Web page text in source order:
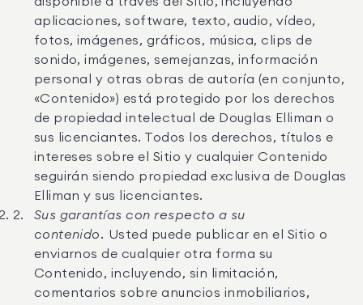
aplicaciones, software, texto, audio, vídeo,
fotos, imágenes, gráficos, música, clips de
sonido, imágenes, semejanzas, información
personal y otras obras de autoría (en conjunto,
«Contenido») está protegido por los derechos
de propiedad intelectual de Douglas Elliman o
sus licenciantes. Todos los derechos, títulos e
intereses sobre el Sitio y cualquier Contenido
seguirán siendo propiedad exclusiva de Douglas
Elliman y sus licenciantes.
Sus garantías con respecto a su
contenido. Usted puede publicar en el Sitio o
enviarnos de cualquier otra forma su
Contenido, incluyendo, sin limitación,
comentarios sobre anuncios inmobiliarios,